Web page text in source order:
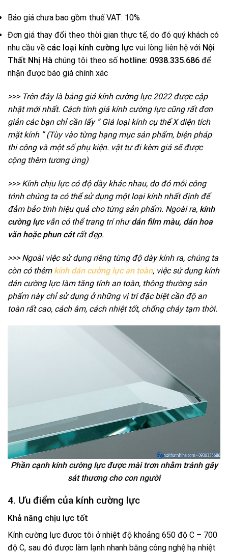
Báo giá chưa bao gồm thuế VAT: 10%
Đơn giá thay đổi theo thời gian thực tế, do đó quý khách có
nhu cầu về các loại kính cường lực vui lòng liên hệ với Nội
Thất Nhị Hà chúng tôi theo số hotline: 0938.335.686 để
nhận được báo giá chính xác
>>> Trên đây là bảng giá kính cường lực 2022 được cập
nhật mới nhất. Cách tính giá kính cường lực cũng rất đơn
giản các bạn chỉ cần lấy ” Giá loại kính cụ thể X diện tích
mặt kính ” (Tùy vào từng hạng mục sản phẩm, biện pháp
thi công và một số phụ kiện. vật tư đi kèm giá sẽ được
cộng thêm tương ứng)
>>> Kính chịu lực có độ dày khác nhau, do đó mỗi công
trình chúng ta có thể sử dụng một loại kính nhất định để
đảm bảo tính hiệu quả cho từng sản phẩm. Ngoài ra, kính
cường lựcvẫn có thể trang trí nhưdán film màu, dán hoa
văn hoặc phun cátrất đẹp.
>>> Ngoài việc sử dụng riêng từng độ dày kính ra, chúng ta
còn có thêm kính dán cường lực an toàn, việc sử dụng kính
dán cường lực làm tăng tính an toàn, thông thường sản
phẩm này chỉ sử dụng ở những vị trí đặc biệt cần độ an
toàn rất cao, cách âm, cách nhiệt tốt, chống cháy tạm thời.
Phần cạnh kính cường lực được mài trơn nhằm tránh gây
sát thương cho con người
4. Ưu điểm của kính cường lực
Khả năng chịu lực tốt
Kính cường lực được tôi ở nhiệt độ khoảng 650 độ C – 700
độ C, sau đó được làm lạnh nhanh bằng công nghệ hạ nhiệt